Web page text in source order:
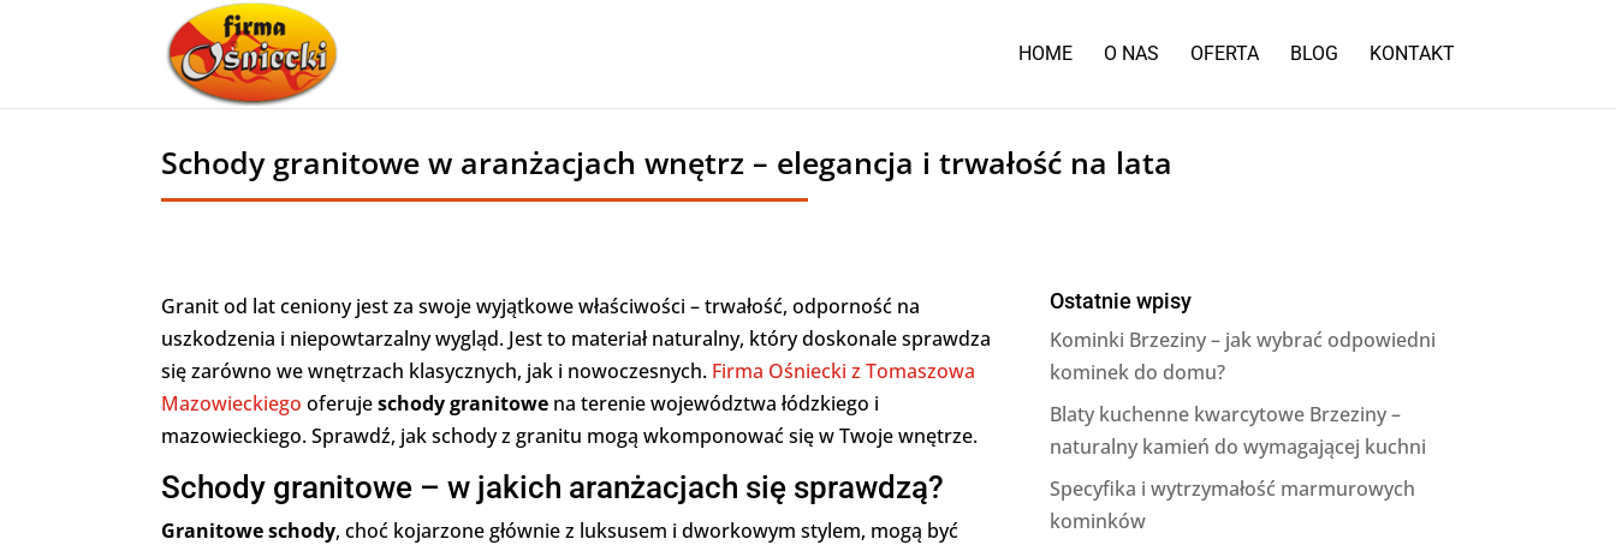
HOME O NAS OFERTA BLOG KONTAKT
Schody granitowe w aranżacjach wnętrz – elegancja i trwałość na lata
Granit od lat ceniony jest za swoje wyjątkowe właściwości – trwałość, odporność na
uszkodzenia i niepowtarzalny wygląd. Jest to materiał naturalny, który doskonale sprawdza
się zarówno we wnętrzach klasycznych, jak i nowoczesnych. Firma Ośniecki z Tomaszowa
Mazowieckiego oferujeschody granitowe na terenie województwa łódzkiego i
mazowieckiego. Sprawdź, jak schody z granitu mogą wkomponować się w Twoje wnętrze.
Schody granitowe – w jakich aranżacjach się sprawdzą?
Granitowe schody, choć kojarzone głównie z luksusem i dworkowym stylem, mogą być
Ostatnie wpisy
Kominki Brzeziny – jak wybrać odpowiedni
kominek do domu?
Blaty kuchenne kwarcytowe Brzeziny –
naturalny kamień do wymagającej kuchni
Specyfika i wytrzymałość marmurowych
kominków